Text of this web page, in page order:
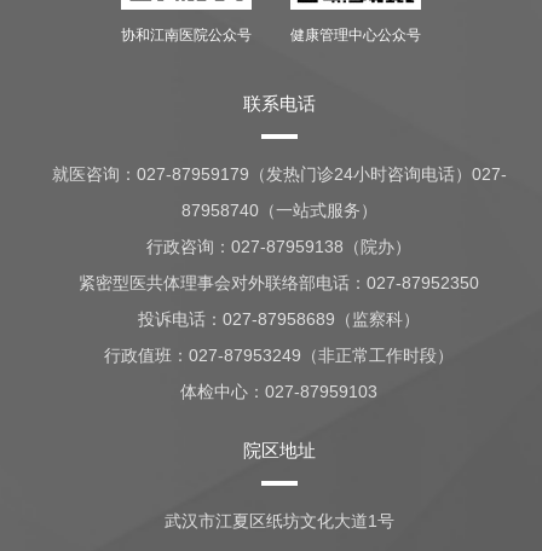
协和江南医院公众号 健康管理中心公众号
联系电话
就医咨询： 027-87959179（发热门诊24小时咨询电话）027-
87958740（一站式服务）
行政咨询：027-87959138（院办）
紧密型医共体理事会对外联络部电话：027-87952350
投诉电话：027-87958689（监察科）
行政值班：027-87953249（非正常工作时段）
体检中心：027-87959103
院区地址
武汉市江夏区纸坊文化大道1号